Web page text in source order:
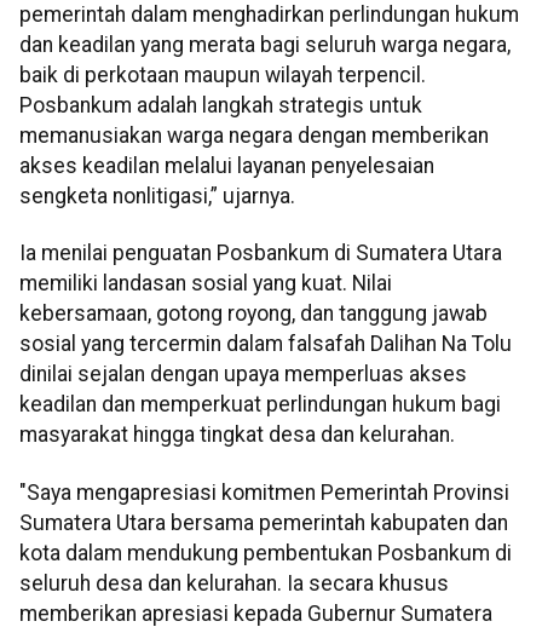
pemerintah dalam menghadirkan perlindungan hukum
dan keadilan yang merata bagi seluruh warga negara,
baik di perkotaan maupun wilayah terpencil.
Posbankum adalah langkah strategis untuk
memanusiakan warga negara dengan memberikan
akses keadilan melalui layanan penyelesaian
sengketa nonlitigasi,” ujarnya.
Ia menilai penguatan Posbankum di Sumatera Utara
memiliki landasan sosial yang kuat. Nilai
kebersamaan, gotong royong, dan tanggung jawab
sosial yang tercermin dalam falsafah Dalihan Na Tolu
dinilai sejalan dengan upaya memperluas akses
keadilan dan memperkuat perlindungan hukum bagi
masyarakat hingga tingkat desa dan kelurahan.
"Saya mengapresiasi komitmen Pemerintah Provinsi
Sumatera Utara bersama pemerintah kabupaten dan
kota dalam mendukung pembentukan Posbankum di
seluruh desa dan kelurahan. Ia secara khusus
memberikan apresiasi kepada Gubernur Sumatera